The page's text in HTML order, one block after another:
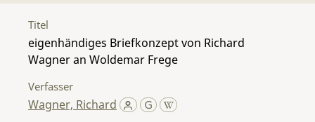
Titel
eigenhändiges Briefkonzept von Richard
Wagner an Woldemar Frege
Verfasser
Wagner, Richard